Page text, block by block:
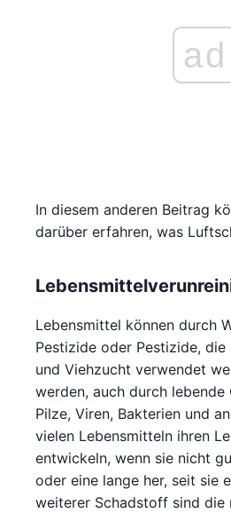
ad
In diesem anderen Beitrag
darüber erfahren, was
Lebensmittel können durch
Pestizide oder Pestizide,
und Viehzucht verwendet
werden, auch durch lebende
Pilze, Viren, Bakterien und
vielen Lebensmitteln ihren
entwickeln, wenn sie nicht
oder eine lange her, seit sie
weiterer Schadstoff sind die